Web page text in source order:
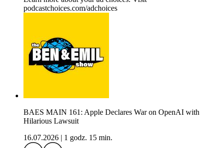
podcastchoices.com/adchoices
BAES MAIN 161: Apple Declares War on OpenAI with
Hilarious Lawsuit
16.07.2026
1 godz. 15 min.